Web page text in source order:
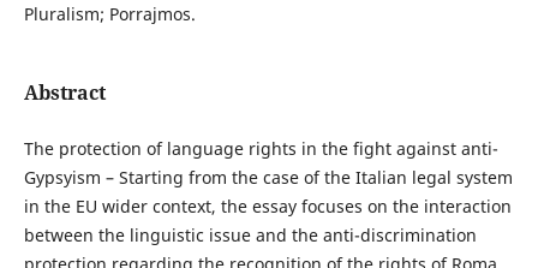
Pluralism; Porrajmos.
Abstract
The protection of language rights in the fight against anti-
Gypsyism – Starting from the case of the Italian legal system
in the EU wider context, the essay focuses on the interaction
between the linguistic issue and the anti-discrimination